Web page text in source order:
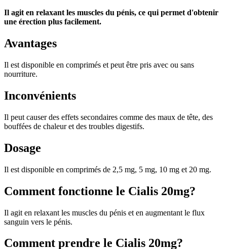
Il agit en relaxant les muscles du pénis, ce qui permet d'obtenir
une érection plus facilement.
Avantages
Il est disponible en comprimés et peut être pris avec ou sans
nourriture.
Inconvénients
Il peut causer des effets secondaires comme des maux de tête, des
bouffées de chaleur et des troubles digestifs.
Dosage
Il est disponible en comprimés de 2,5 mg, 5 mg, 10 mg et 20 mg.
Comment fonctionne le Cialis 20mg?
Il agit en relaxant les muscles du pénis et en augmentant le flux
sanguin vers le pénis.
Comment prendre le Cialis 20mg?